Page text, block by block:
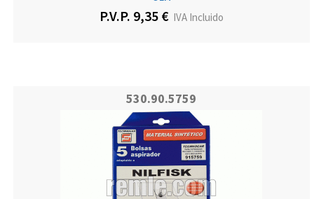
P.V.P. 9,35 €IVA Incluido
530.90.5759